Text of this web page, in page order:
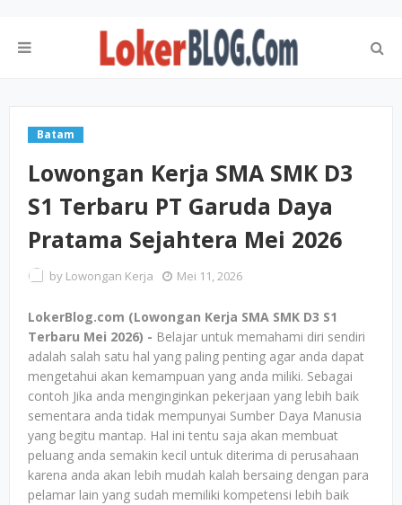
Batam
Lowongan Kerja SMA SMK D3
S1 Terbaru PT Garuda Daya
Pratama Sejahtera Mei 2026
by Lowongan Kerja Mei 11, 2026
LokerBlog.com (Lowongan Kerja SMA SMK D3 S1
Terbaru Mei 2026) - Belajar untuk memahami diri sendiri
adalah salah satu hal yang paling penting agar anda dapat
mengetahui akan kemampuan yang anda miliki. Sebagai
contoh Jika anda menginginkan pekerjaan yang lebih baik
sementara anda tidak mempunyai Sumber Daya Manusia
yang begitu mantap. Hal ini tentu saja akan membuat
peluang anda semakin kecil untuk diterima di perusahaan
karena anda akan lebih mudah kalah bersaing dengan para
pelamar lain yang sudah memiliki kompetensi lebih baik